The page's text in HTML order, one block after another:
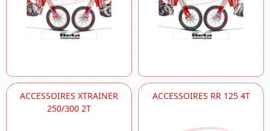
ACCESSOIRES XTRAINER
250/300 2T
ACCESSOIRES RR 125 4T